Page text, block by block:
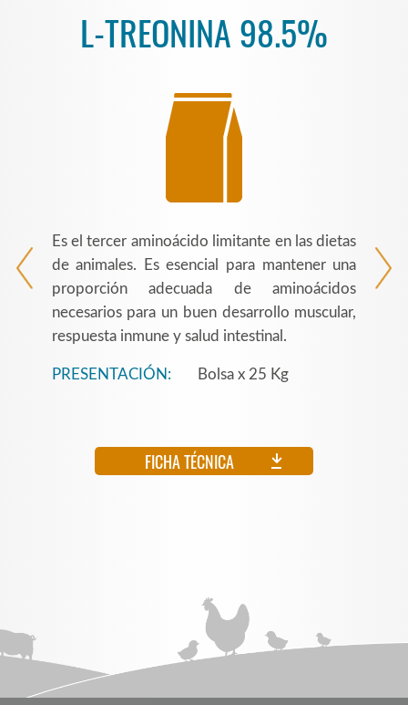
L-TREONINA 98.5%
Es el tercer aminoácido limitante en las dietas
de animales. Es esencial para mantener una
proporción adecuada de aminoácidos
necesarios para un buen desarrollo muscular,
respuesta inmune y salud intestinal.
PRESENTACIÓN: Bolsa x 25 Kg
FICHA TÉCNICA